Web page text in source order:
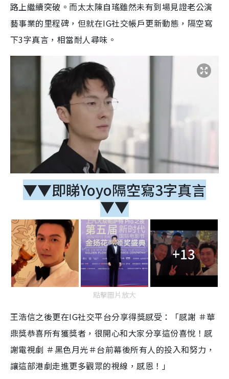
路上繼續突破。而太太陳自瑤雖然未有到場見證老公演
藝事業的里程碑，但就在IG社交帳戶更新動態，隔空寫
下3字真言，相當耐人尋味。
▼▼即睇Yoyo隔空寫3字真言
▼▼
+13
點擊圖片放大
王浩信之後更在IG社交平台分享得獎感受：「感謝 ＃華
鼎獎恭喜所有獲獎者，很開心和大家分享這份喜悅！感
謝電視劇 ＃黑色月光＃台前幕後所有人的投入和努力，
讓這部港劇走進更多觀眾的視線，感恩！」